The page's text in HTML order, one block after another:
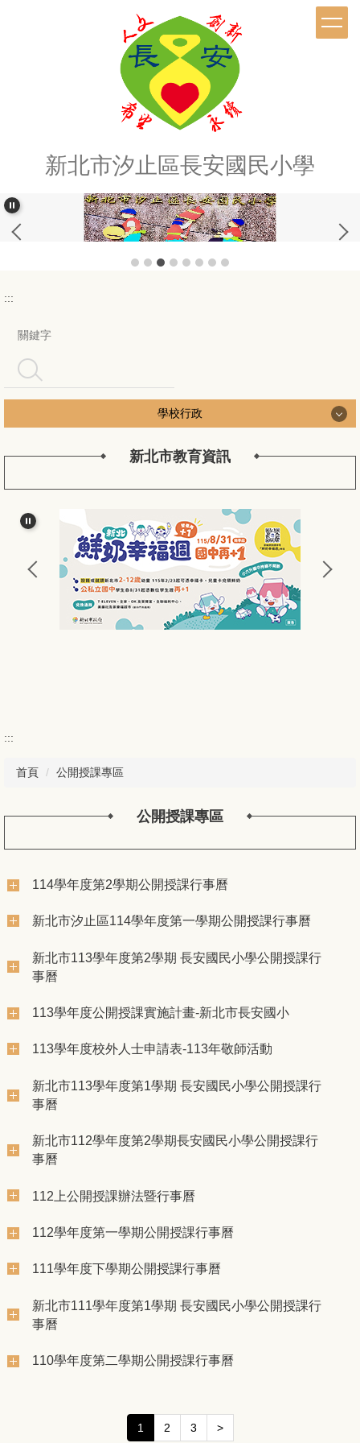
新北市汐止區長安國民小學
:::
搜尋
學校行政
學校行政
認識長安
長安行政團隊
新北公務作業
長安校務工作
新北市教育資訊
:::
首頁 公開授課專區
公開授課專區
114學年度第2學期公開授課行事曆
新北市汐止區114學年度第一學期公開授課行事曆
新北市113學年度第2學期 長安國民小學公開授課行
事曆
113學年度公開授課實施計畫-新北市長安國小
113學年度校外人士申請表-113年敬師活動
新北市113學年度第1學期 長安國民小學公開授課行
事曆
新北市112學年度第2學期長安國民小學公開授課行
事曆
112上公開授課辦法暨行事曆
112學年度第一學期公開授課行事曆
111學年度下學期公開授課行事曆
新北市111學年度第1學期 長安國民小學公開授課行
事曆
110學年度第二學期公開授課行事曆
1 2 3 >